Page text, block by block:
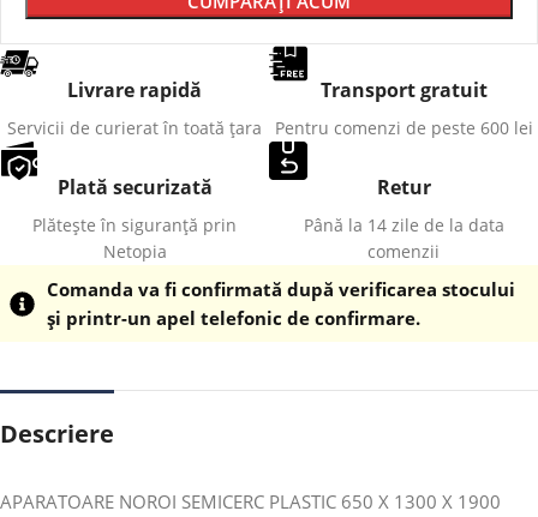
Livrare rapidă
Servicii de curierat în toată țara
Transport gratuit
Pentru comenzi de peste 600 lei
Plată securizată
Plătește în siguranță prin
Netopia
Retur
Până la 14 zile de la data
comenzii
Comanda va fi confirmată după verificarea stocului
și printr-un apel telefonic de confirmare.
Descriere
APARATOARE NOROI SEMICERC PLASTIC 650 X 1300 X 1900